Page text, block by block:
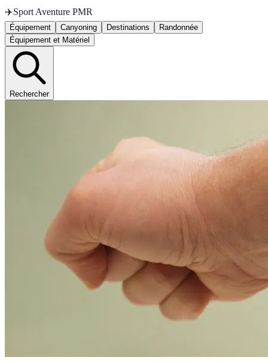
✈️Sport Aventure PMR
Équipement Canyoning Destinations
Randonnée
Équipement et Matériel
Rechercher